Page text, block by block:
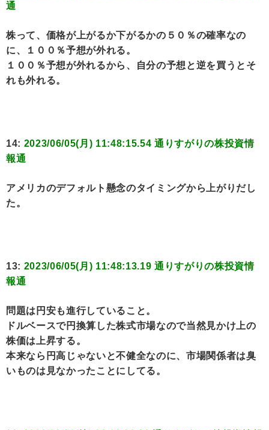
通
株って、価格が上がるか下がるかの５０％の確率なの
に、１００％予想が外れる。
１００％予想が外れるから、自分の予想と逆を買うとそ
れも外れる。
14: 2023/06/05(月) 11:48:15.54 通りすがりの株投資情
報通
アメリカのデフォルト懸念のタイミングから上がりだし
た。
13: 2023/06/05(月) 11:48:13.19 通りすがりの株投資情
報通
問題は円安も進行していること。
ドルベースで円換算した株式市場なので当然見かけ上の
株価は上昇する。
本来なら円高じゃないと不健全なのに、市場関係者は臭
いものは見なかったことにしてる。